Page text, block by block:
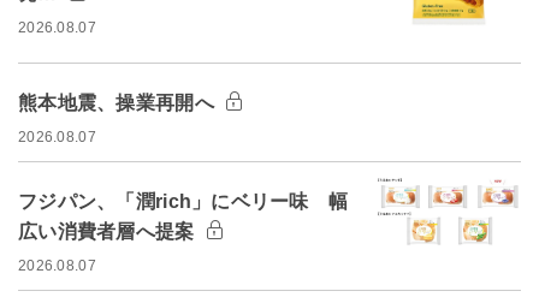
2026.08.07
熊本地震、操業再開へ
2026.08.07
フジパン、「潤rich」にベリー味 幅
広い消費者層へ提案
2026.08.07